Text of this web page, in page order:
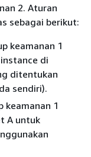
2. Aturan
sebagai berikut:
keamanan 1
di
ditentukan
sendiri).
keamanan 1
A untuk